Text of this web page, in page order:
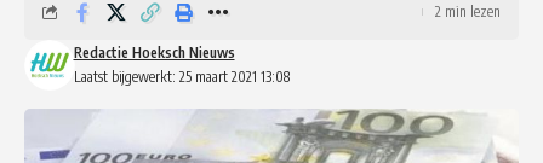
Laatst bijgewerkt: 25 maart 2021 13:08
Redactie Hoeksch Nieuws
2 min lezen